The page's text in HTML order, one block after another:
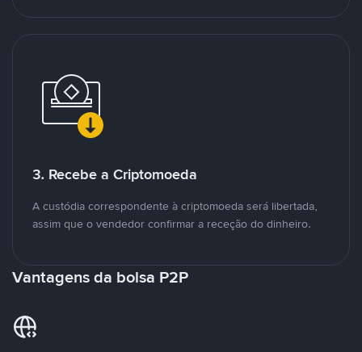
3. Recebe a Criptomoeda
A custódia correspondente à criptomoeda será libertada,
assim que o vendedor confirmar a receção do dinheiro.
Vantagens da bolsa P2P